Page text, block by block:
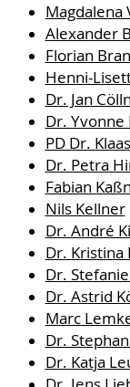
Magdalena
Alexander
Florian
Henni-
Dr. Jan Cölln
Dr. Yvonne
PD Dr.
Dr. Petra
Fabian
Nils Kellner
Dr. André
Dr. Kristina
Dr.
Dr. Astrid
Marc
Dr.
Dr. Katja